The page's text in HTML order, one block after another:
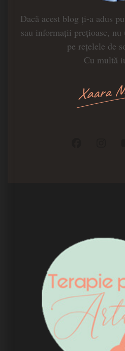
Dacă acest blog ți-a adus
sau informații prețioase, nu
pe rețelele de
Cu multă
Xaara